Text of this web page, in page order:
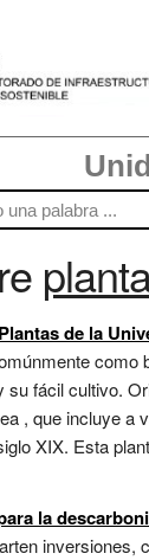
de la
como
fácil cultivo.
, que incluye
XIX. Esta
la